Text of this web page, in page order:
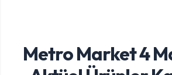
Metro Market 4